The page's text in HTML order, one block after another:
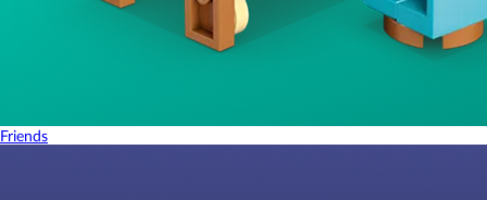
Friends